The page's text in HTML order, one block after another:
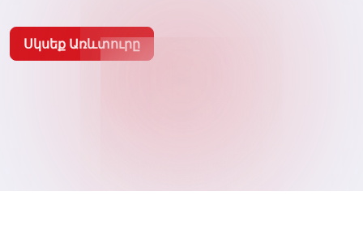
Սկսեք Առևտուրը